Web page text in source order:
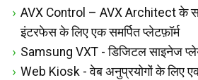
AVX Control – AVX Architect के
इंटरफेस के लिए एक समर्पित प्लेटफ़ॉर्म
Samsung VXT - डिजिटल साइनेज
Web Kiosk - वेब अनुप्रयोगों के लिए